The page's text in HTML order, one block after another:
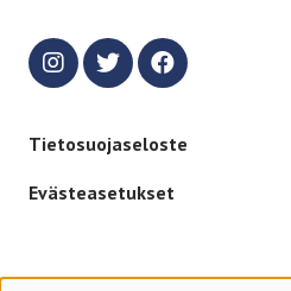
Tietosuojaseloste
Evästeasetukset